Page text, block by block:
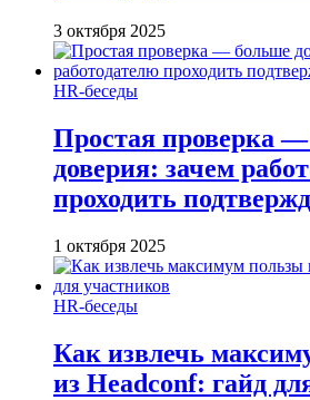
3 октября 2025
HR-беседы
Простая проверка
доверия: зачем
проходить
1 октября 2025
HR-беседы
Как извлечь
из Headсonf: гайд